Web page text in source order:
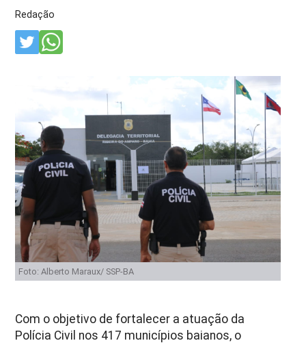
Redação
Foto: Alberto Maraux/ SSP-BA
Com o objetivo de fortalecer a atuação da
Polícia Civil nos 417 municípios baianos, o